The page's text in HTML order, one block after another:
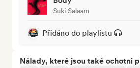
Suki Salaam
Přidáno do playlistu
Nálady, které jsou také ochotni